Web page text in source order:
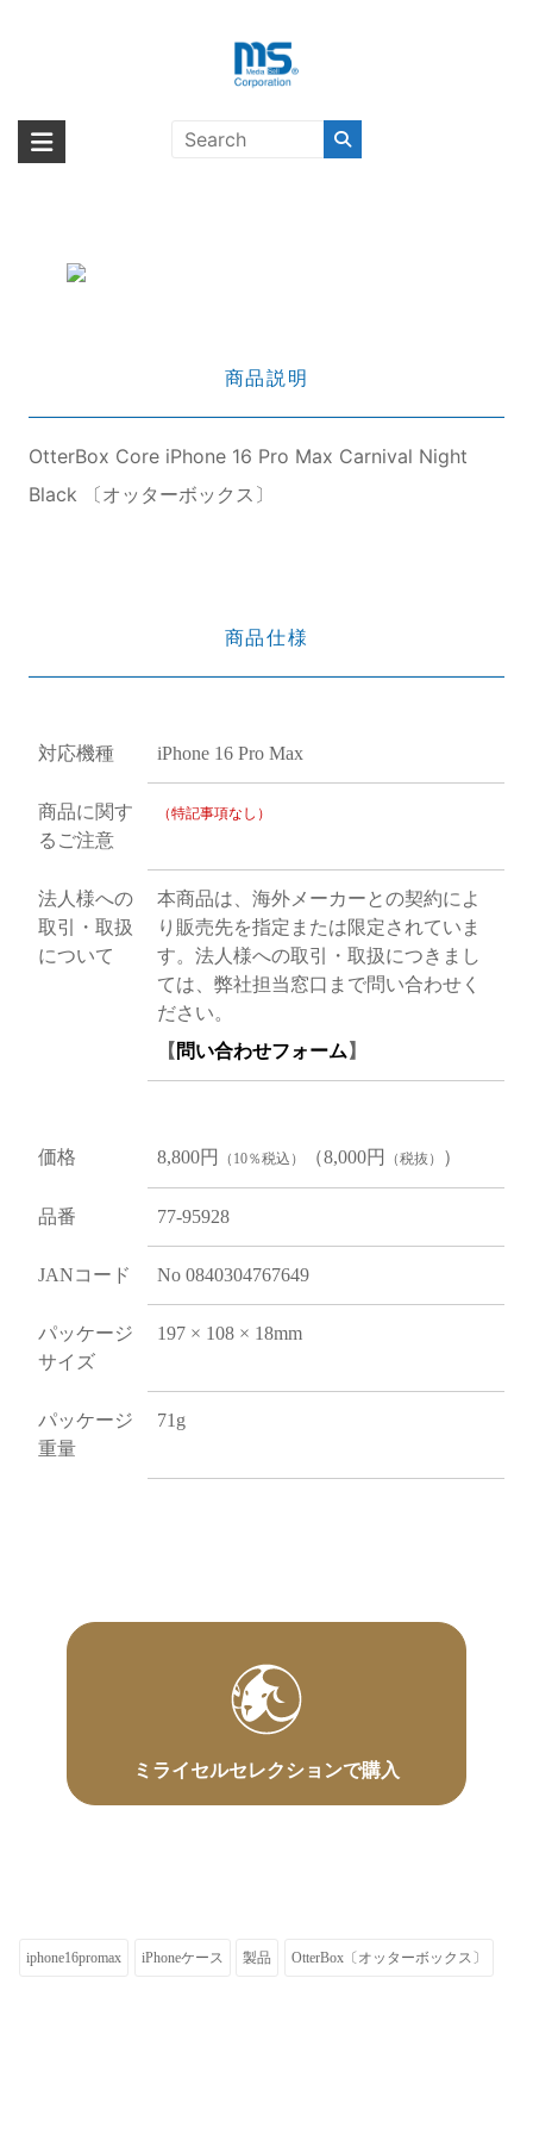
海外輸入ブランド商品｜株式会社
海外事業部が取り揃えている海外輸入商品には、日本では珍しい「海外ブ
ランド」をはじめ「ユニークな商品」「機能的な商品」「コストパフォー
Carnival Night Black 〔オッターボ
商品説明
OtterBox Core iPhone 16 Pro Max Carnival Night
Black 〔オッターボックス〕
商品仕様
対応機種 iPhone 16 Pro Max
商品に関す
るご注意
（特記事項なし）
法人様への
取引・取扱
について
本商品は、海外メーカーとの契約によ
り販売先を指定または限定されていま
す。法人様への取引・取扱につきまし
ては、弊社担当窓口まで問い合わせく
ださい。
【 問い合わせフォーム 】
価格 8,800円 （10％税込） （8,000円 （税抜） ）
品番 77-95928
JANコード No 0840304767649
パッケージ
サイズ
197 × 108 × 18mm
パッケージ
重量
71g
ミライセルセレクションで購入
iphone16promax iPhoneケース 製品 OtterBox〔オッターボックス〕